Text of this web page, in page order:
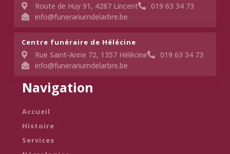
Navigation
Accueil
Histoire
Services
Route de Huy 91, 4287 Lincent
019 63 34 73
info@funerariumdelarbre.be
Centre funéraire de Hélécine
Rue Saint-Anne 72, 1357 Hélécine
019 63 34 73
info@funerariumdelarbre.be